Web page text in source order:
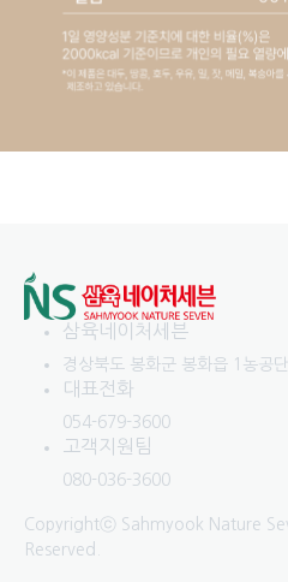
삼육네이처세븐
경상북도 봉화군 봉화읍 1농공
대표전화
054-679-3600
고객지원팀
080-036-3600
Copyrightⓒ Sahmyook Nature
Reserved.